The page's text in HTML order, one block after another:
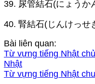
39. 尿管結石(にょうか
40. 腎結石(じんけっせ
Bài liên quan:
Từ vựng tiếng Nhật
Nhật
Từ vựng tiếng Nhật